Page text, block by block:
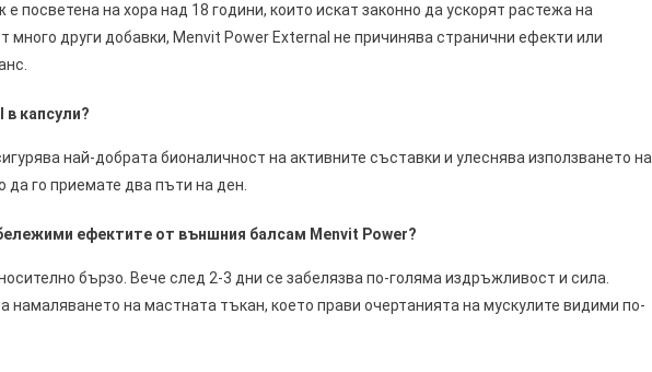
посветена на хора над 18 години, които искат законно да ускорят растежа на
много други добавки, Menvit Power External не причинява странични ефекти или
в капсули?
най-добрата бионаличност на активните съставки и улеснява използването на
го приемате два пъти на ден.
ефектите от външния балсам Menvit Power?
бързо. Вече след 2-3 дни се забелязва по-голяма издръжливост и сила.
намаляването на мастната тъкан, което прави очертанията на мускулите видими по-